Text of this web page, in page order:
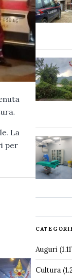
La
per
Auguri
Cultura